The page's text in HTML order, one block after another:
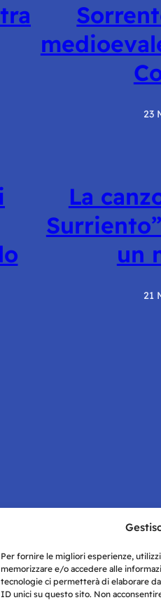
Per fornire le migliori esperienze,
memorizzare e/o accedere alle
tecnologie ci permetterà di elaborare
ID unici su questo sito. Non
23
La
un
21